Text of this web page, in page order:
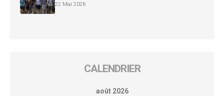
22 Mai 2026
CALENDRIER
août 2026